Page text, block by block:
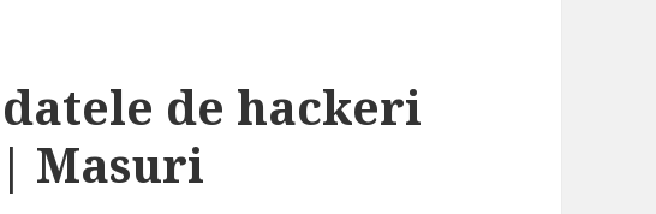
de hackeri
Masuri